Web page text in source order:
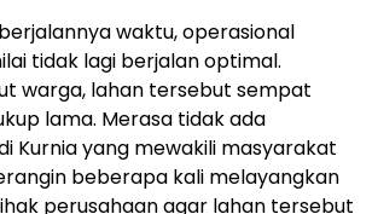
waktu, operasional
tidak lagi berjalan optimal.
warga, lahan tersebut sempat
lama. Merasa tidak ada
Kurnia yang mewakili masyarakat
beberapa kali melayangkan
perusahaan agar lahan tersebut